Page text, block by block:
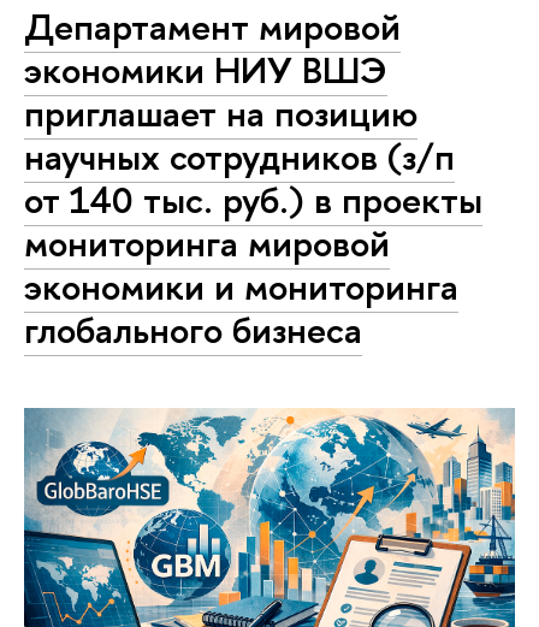
Департамент мировой
экономики НИУ ВШЭ
приглашает на позицию
научных сотрудников (з/п
от 140 тыс. руб.) в проекты
мониторинга мировой
экономики и мониторинга
глобального бизнеса